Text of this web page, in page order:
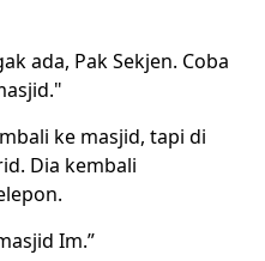
ada, Pak Sekjen. Coba
ke masjid, tapi di
Dia kembali
Im.”